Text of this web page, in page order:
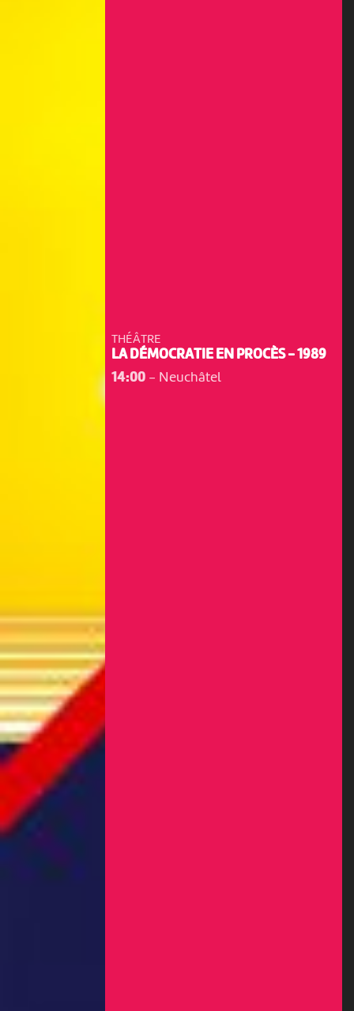
THÉÂTRE
LA DÉMOCRATIE EN PROCÈS - 1989
14:00- Neuchâtel